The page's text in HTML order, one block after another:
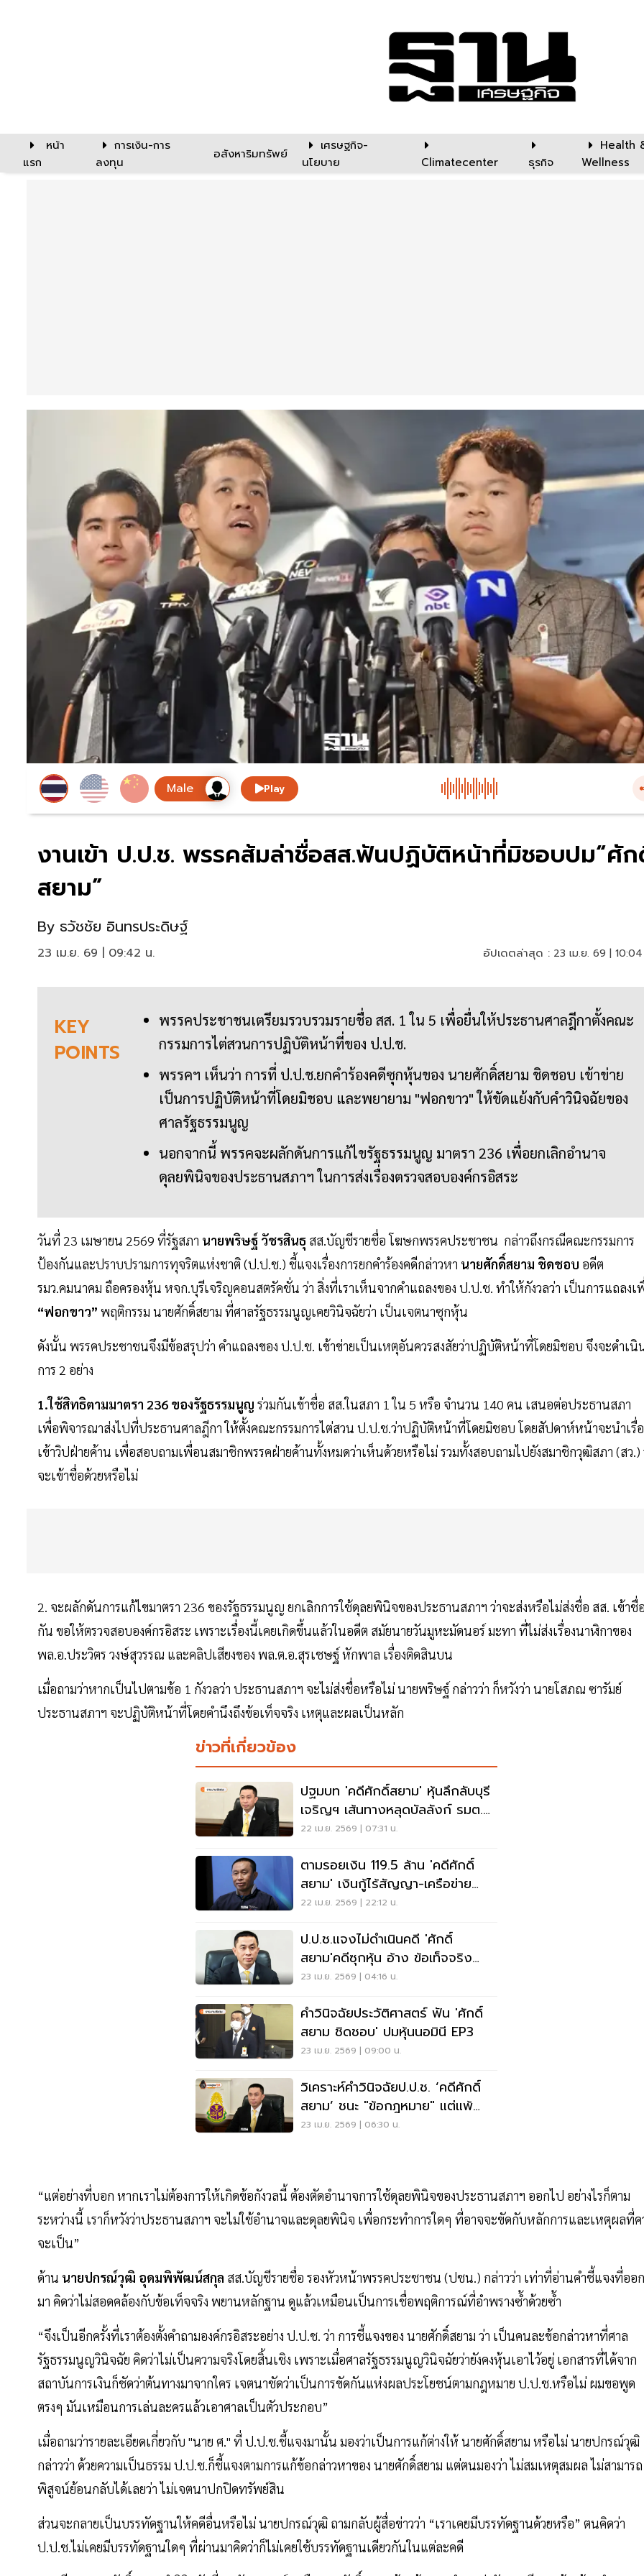
หน้า
แรก
การเงิน-การ
ลงทุน
อสังหาริมทรัพย์
เศรษฐกิจ-
นโยบาย
Climatecenter ธุรกิจ
Health
Wellness
Play
งานเข้า ป.ป.ช. พรรคส้มล่าชื่อสส.ฟันปฏิบัติหน้าที่มิชอบปม“ศั
สยาม”
By ธวัชชัย อินทรประดิษฐ์
23 เม.ย. 69 | 09:42 น. อัปเดตล่าสุด : 23 เม.ย. 69 |
KEY
POINTS
พรรคประชาชนเตรียมรวบรวมรายชื่อ สส. 1 ใน 5 เพื่อยื่นให้ประธานศาลฎีกาตั้งคณะ
กรรมการไต่สวนการปฏิบัติหน้าที่ของ ป.ป.ช.
พรรคฯ เห็นว่า การที่ ป.ป.ช.ยกคำร้องคดีซุกหุ้นของ นายศักดิ์สยาม ชิดชอบ เข้าข่าย
เป็นการปฏิบัติหน้าที่โดยมิชอบ และพยายาม "ฟอกขาว" ให้ขัดแย้งกับคำวินิจฉัยของ
ศาลรัฐธรรมนูญ
นอกจากนี้ พรรคจะผลักดันการแก้ไขรัฐธรรมนูญ มาตรา 236 เพื่อยกเลิกอำนาจ
ดุลยพินิจของประธานสภาฯ ในการส่งเรื่องตรวจสอบองค์กรอิสระ
วันที่ 23 เมษายน 2569 ที่รัฐสภา นายพริษฐ์ วัชรสินธุ สส.บัญชีรายชื่อ โฆษกพรรคประชาชน กล่าวถึงกรณีคณะกรรมการ
ป้องกันและปราบปรามการทุจริตแห่งชาติ (ป.ป.ช.) ชี้แจงเรื่องการยกคำร้องคดีกล่าวหา นายศักดิ์สยาม ชิดชอบ อดีต
รมว.คมนาคม ถือครองหุ้น หจก.บุรีเจริญคอนสตรัคชั่น ว่า สิ่งที่เราเห็นจากคำแถลงของ ป.ป.ช. ทำให้กังวลว่า เป็นการแถลงเ
“ฟอกขาว” พฤติกรรม นายศักดิ์สยาม ที่ศาลรัฐธรรมนูญเคยวินิจฉัยว่า เป็นเจตนาซุกหุ้น
ดังนั้น พรรคประชาชนจึงมีข้อสรุปว่า คำแถลงของ ป.ป.ช. เข้าข่ายเป็นเหตุอันควรสงสัยว่าปฏิบัติหน้าที่โดยมิชอบ จึงจะดำเนิ
การ 2 อย่าง
1.ใช้สิทธิตามมาตรา 236 ของรัฐธรรมนูญ ร่วมกันเข้าชื่อ สส.ในสภา 1 ใน 5 หรือ จำนวน 140 คน เสนอต่อประธานสภา
เพื่อพิจารณาส่งไปที่ประธานศาลฎีกา ให้ตั้งคณะกรรมการไต่สวน ป.ป.ช.ว่าปฏิบัติหน้าที่โดยมิชอบ โดยสัปดาห์หน้าจะนำเรื่
เข้าวิปฝ่ายค้าน เพื่อสอบถามเพื่อนสมาชิกพรรคฝ่ายค้านทั้งหมดว่าเห็นด้วยหรือไม่ รวมทั้งสอบถามไปยังสมาชิกวุฒิสภา (สว.)
จะเข้าชื่อด้วยหรือไม่
2. จะผลักดันการแก้ไขมาตรา 236 ของรัฐธรรมนูญ ยกเลิกการใช้ดุลยพินิจของประธานสภาฯ ว่าจะส่งหรือไม่ส่งชื่อ สส. เข้าชื่
กัน ขอให้ตรวจสอบองค์กรอิสระ เพราะเรื่องนี้เคยเกิดขึ้นแล้วในอดีต สมัยนายวันมูหะมัดนอร์ มะทา ที่ไม่ส่งเรื่องนาฬิกาของ
พล.อ.ประวิตร วงษ์สุวรรณ และคลิปเสียงของ พล.ต.อ.สุรเชษฐ์ หักพาล เรื่องติดสินบน
เมื่อถามว่าหากเป็นไปตามข้อ 1 กังวลว่า ประธานสภาฯ จะไม่ส่งชื่อหรือไม่ นายพริษฐ์ กล่าวว่า ก็หวังว่า นายโสภณ ซารัมย์
ประธานสภาฯ จะปฏิบัติหน้าที่โดยคำนึงถึงข้อเท็จจริง เหตุและผลเป็นหลัก
ข่าวที่เกี่ยวข้อง
ปฐมบท 'คดีศักดิ์สยาม' หุ้นลึกลับบุรี
เจริญฯ เส้นทางหลุดบัลลังก์ รมต.
EP1
22 เม.ย. 2569 | 07:31 น.
ตามรอยเงิน 119.5 ล้าน 'คดีศักดิ์
สยาม' เงินกู้ไร้สัญญา-เครือข่าย
บัญชีลึกลับ Ep2
22 เม.ย. 2569 | 22:12 น.
ป.ป.ช.แจงไม่ดำเนินคดี 'ศักดิ์
สยาม'คดีซุกหุ้น อ้าง ข้อเท็จจริง
คนละประเด็นกับศาลรัฐธรรมนูญ
23 เม.ย. 2569 | 04:16 น.
คำวินิจฉัยประวัติศาสตร์ ฟัน 'ศักดิ์
สยาม ชิดชอบ' ปมหุ้นนอมินี EP3
23 เม.ย. 2569 | 09:00 น.
วิเคราะห์คำวินิจฉัยป.ป.ช. ‘คดีศักดิ์
สยาม’ ชนะ "ข้อกฎหมาย" แต่แพ้
"ตรรกะ"
23 เม.ย. 2569 | 06:30 น.
“แต่อย่างที่บอก หากเราไม่ต้องการให้เกิดข้อกังวลนี้ ต้องตัดอำนาจการใช้ดุลยพินิจของประธานสภาฯ ออกไป อย่างไรก็ตาม
ระหว่างนี้ เราก็หวังว่าประธานสภาฯ จะไม่ใช้อำนาจและดุลยพินิจ เพื่อกระทำการใดๆ ที่อาจจะขัดกับหลักการและเหตุผลที่ค
จะเป็น”
ด้าน นายปกรณ์วุฒิ อุดมพิพัฒน์สกุล สส.บัญชีรายชื่อ รองหัวหน้าพรรคประชาชน (ปชน.) กล่าวว่า เท่าที่อ่านคำชี้แจงที่ออก
มา คิดว่าไม่สอดคล้องกับข้อเท็จจริง พยานหลักฐาน ดูแล้วเหมือนเป็นการเชื่อพฤติการณ์ที่อำพรางซ้ำด้วยซ้ำ
“จึงเป็นอีกครั้งที่เราต้องตั้งคำถามองค์กรอิสระอย่าง ป.ป.ช. ว่า การชี้แจงของ นายศักดิ์สยาม ว่า เป็นคนละข้อกล่าวหาที่ศาล
รัฐธรรมนูญวินิจฉัย คิดว่าไม่เป็นความจริงโดยสิ้นเชิง เพราะเมื่อศาลรัฐธรรมนูญวินิจฉัยว่ายังคงหุ้นเอาไว้อยู่ เอกสารที่ได้จาก
สถาบันการเงินก็ชัดว่าต้นทางมาจากใคร เจตนาชัดว่าเป็นการขัดกันแห่งผลประโยชน์ตามกฎหมาย ป.ป.ช.หรือไม่ ผมขอพูด
ตรงๆ มันเหมือนการเล่นละครแล้วเอาศาลเป็นตัวประกอบ”
เมื่อถามว่ารายละเอียดเกี่ยวกับ "นาย ศ." ที่ ป.ป.ช.ชี้แจงมานั้น มองว่าเป็นการแก้ต่างให้ นายศักดิ์สยาม หรือไม่ นายปกรณ์วุฒิ
กล่าวว่า ด้วยความเป็นธรรม ป.ป.ช.ก็ชี้แจงตามการแก้ข้อกล่าวหาของ นายศักดิ์สยาม แต่ตนมองว่า ไม่สมเหตุสมผล ไม่สามารถ
พิสูจน์ย้อนกลับได้เลยว่า ไม่เจตนาปกปิดทรัพย์สิน
ส่วนจะกลายเป็นบรรทัดฐานให้คดีอื่นหรือไม่ นายปกรณ์วุฒิ ถามกลับผู้สื่อข่าวว่า “เราเคยมีบรรทัดฐานด้วยหรือ” ตนคิดว่า
ป.ป.ช.ไม่เคยมีบรรทัดฐานใดๆ ที่ผ่านมาคิดว่าก็ไม่เคยใช้บรรทัดฐานเดียวกันในแต่ละคดี